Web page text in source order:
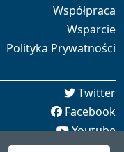
Współpraca
Wsparcie
Polityka Prywatności
Twitter
Facebook
Youtube